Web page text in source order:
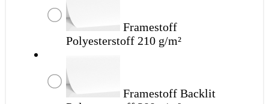
Framestoff
Polyesterstoff 210 g/m²
Framestoff Backlit